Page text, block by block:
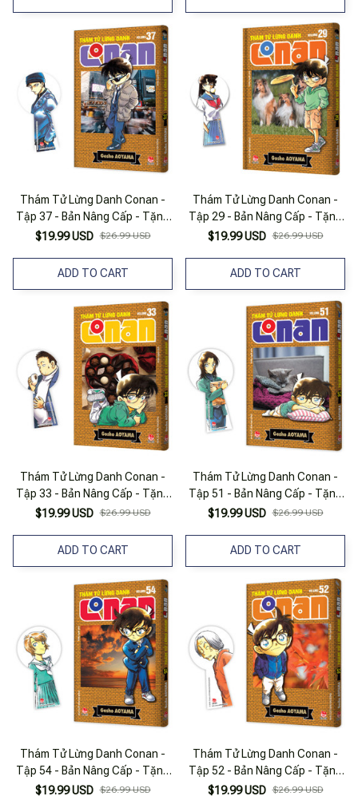
Thám Tử Lừng Danh Conan -
Tập 37 - Bản Nâng Cấp - Tặng
Kèm Bookmark
$19.99 USD $26.99 USD
ADD TO CART
Thám Tử Lừng Danh Conan -
Tập 29 - Bản Nâng Cấp - Tặng
Kèm Bookmark
$19.99 USD $26.99 USD
ADD TO CART
Thám Tử Lừng Danh Conan -
Tập 33 - Bản Nâng Cấp - Tặng
Kèm Bookmark
$19.99 USD $26.99 USD
ADD TO CART
Thám Tử Lừng Danh Conan -
Tập 51 - Bản Nâng Cấp - Tặng
Kèm Bookmark
$19.99 USD $26.99 USD
ADD TO CART
Thám Tử Lừng Danh Conan -
Tập 54 - Bản Nâng Cấp - Tặng
Kèm Bookmark
$19.99 USD $26.99 USD
Thám Tử Lừng Danh Conan -
Tập 52 - Bản Nâng Cấp - Tặng
Kèm Bookmark
$19.99 USD $26.99 USD